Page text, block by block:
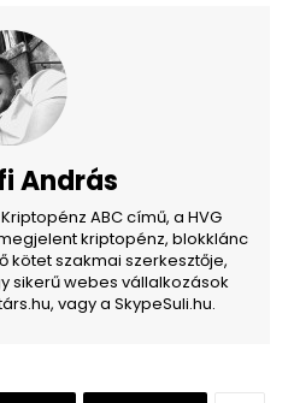
András
ABC című, a HVG
kriptopénz, blokklánc
kötet szakmai szerkesztője,
sikerű webes vállalkozások
vagy a SkypeSuli.hu.